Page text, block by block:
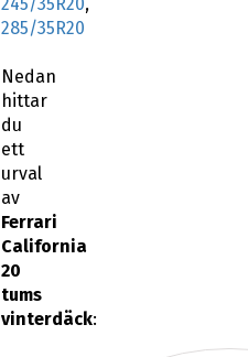
245/35R20,
285/35R20
Nedan
hittar
du
ett
urval
av
Ferrari
California
20
tums
vinterdäck: